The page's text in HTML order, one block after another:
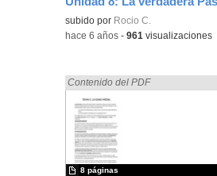
Contenido educativo.
subido por Rocio C.
-hace 6 años -961 visualizaciones
Encontrado «rezo» en:
Contenido del PDF
8 páginas